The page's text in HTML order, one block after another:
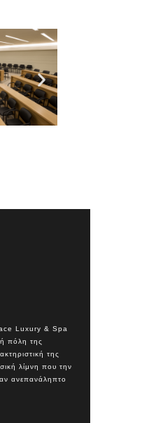
Luxury & Spa
πόλη της
της
λίμνη που την
ανεπανάληπτο